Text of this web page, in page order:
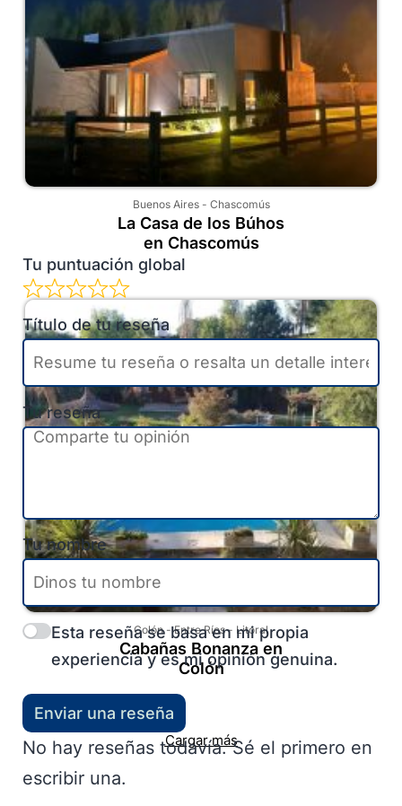
Buenos Aires- Chascomús
La Casa de los Búhos
en Chascomús
Colón-Entre Ríos- Litoral
Cabañas Bonanza en
Colón
Cargar más
Tu puntuación global
Título de tu reseña
Tu reseña
Tu nombre
Esta reseña se basa en mi propia
experiencia y es mi opinión genuina.
Enviar una reseña
No hay reseñas todavía. Sé el primero en
escribir una.